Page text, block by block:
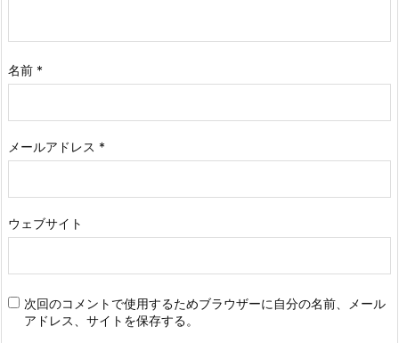
名前 *
メールアドレス *
ウェブサイト
次回のコメントで使用するためブラウザーに自分の名前、メール
アドレス、サイトを保存する。